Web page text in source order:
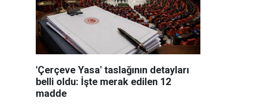
'Çerçeve Yasa' taslağının detayları
belli oldu: İşte merak edilen 12
madde